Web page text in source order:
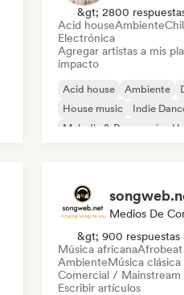
&gt; 2800
Acid houseAmbiente
Electrónica
Agregar artistas a mis
impacto
Acid house Ambiente
House music
Indie
Melodic & Progressive
&gt; 900 respuestas
Música africana
AmbienteMúsica clásica
Comercial / Mainstream
Escribir artículos